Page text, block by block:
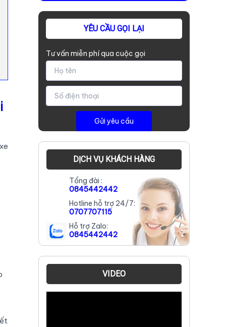
YÊU CẦU GỌI LẠI
Tư vấn miễn phí qua cuộc gọi
DỊCH VỤ KHÁCH HÀNG
Tổng đài :
0845442442
Hotline hỗ trợ 24/7:
0707707115
Hỗ trợ Zalo:
0845442442
VIDEO